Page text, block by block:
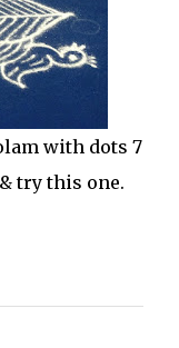
with dots 7
try this one.